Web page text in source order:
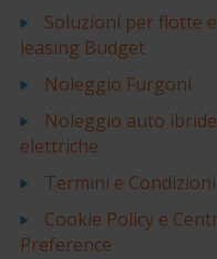
Soluzioni per flotte e
leasing Budget
Noleggio Furgoni
Noleggio auto
elettriche
Termini e Condizioni
Cookie Policy e
Preference